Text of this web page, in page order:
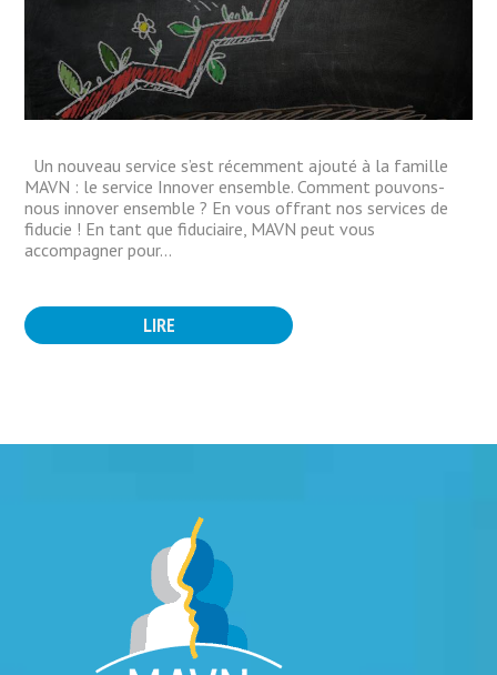
Un nouveau service s’est récemment ajouté à la famille
MAVN : le service Innover ensemble. Comment pouvons-
nous innover ensemble ? En vous offrant nos services de
fiducie ! En tant que fiduciaire, MAVN peut vous
accompagner pour...
LIRE